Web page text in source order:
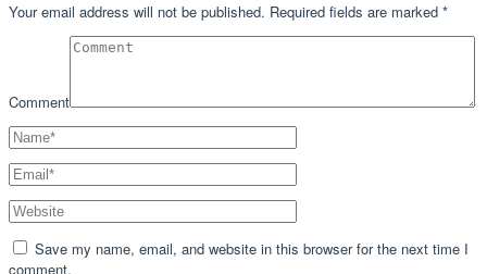
Your email address will not be published. Required fields are marked *
Comment
Save my name, email, and website in this browser for the next time I
comment.